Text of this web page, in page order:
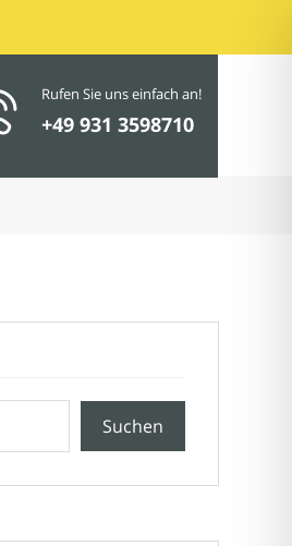
Rufen Sie uns einfach an!
+49 931 3598710